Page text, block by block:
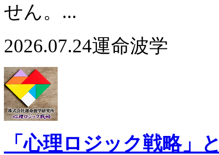
せん。...
2026.07.24運命波学
「心理ロジック戦略」